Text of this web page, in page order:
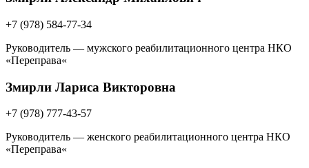
+7 (978) 584-77-34
Руководитель — мужского реабилитационного центра НКО
«Переправа«
Змирли Лариса Викторовна
+7 (978) 777-43-57
Руководитель — женского реабилитационного центра НКО
«Переправа«